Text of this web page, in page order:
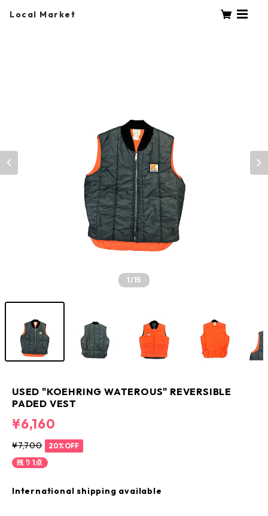
Local Market
1/15
USED "KOEHRING WATEROUS" REVERSIBLE
PADED VEST
¥6,160
¥7,700
20%OFF
残り1点
International shipping available